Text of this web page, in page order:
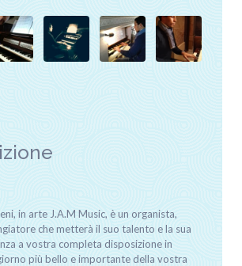
in arte J.A.M Music, è un organista,
che metterà il suo talento e la sua
a vostra completa disposizione in
più bello e importante della vostra